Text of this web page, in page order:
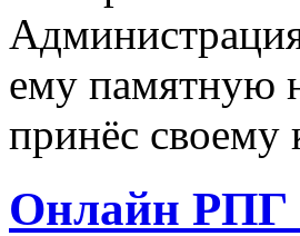
ему памятную
принёс своему
Онлайн РПГ